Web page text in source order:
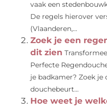
vaak een
De regels hierover
(Vlaanderen,...
Zoek je een
dit zien
Perfecte
je badkamer? Zoek je
douchebeurt...
Hoe weet je